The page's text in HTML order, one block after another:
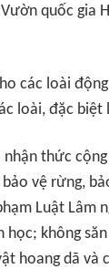
quốc gia
các loài
loài, đặc
thức
vệ rừng,
Luật Lâm
học; không
hoang dã và